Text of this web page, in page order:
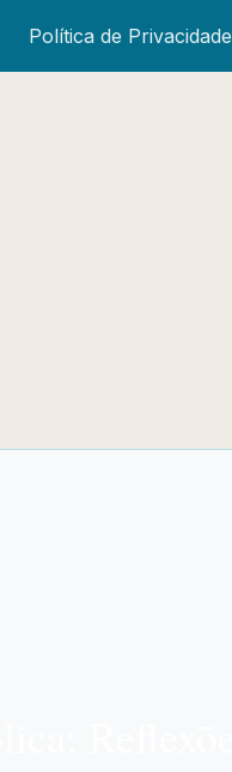
Política de Privacidade